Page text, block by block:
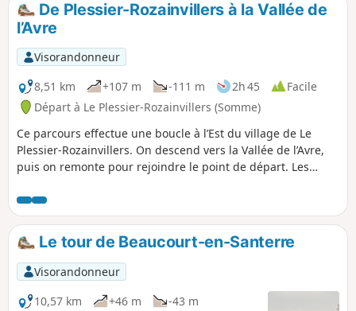
p
De Plessier-Rozainvillers à la Vallée de
l’Avre
Visorandonneur
8,51 km
+107 m -111 m 2h 45
Facile
Départ à Le Plessier-Rozainvillers (Somme)
Ce parcours effectue une boucle à l’Est du village de Le
Plessier-Rozainvillers. On descend vers la Vallée de l’Avre,
puis on remonte pour rejoindre le point de départ. Les
serpente au bord des bois, des champs de cultures
céréalières et de quelques pâtures. Sur une partie de ce
chemin, on surplombe les étangs de la Vallée de l’Avre dont
l’eau miroite au soleil du matin. Hors période venteuse ou
de travaux agricoles, c’est très paisible.
Le tour de Beaucourt-en-Santerre
Visorandonneur
10,57 km
+46 m
-43 m